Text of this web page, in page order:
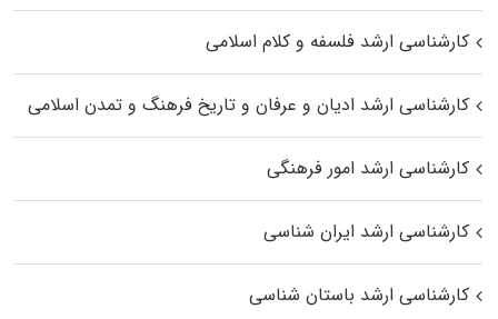
کارشناسی ارشد فلسفه و کلام اسلامی
کارشناسی ارشد ادیان و عرفان و تاریخ فرهنگ و تمدن اسلامی
کارشناسی ارشد امور فرهنگی
کارشناسی ارشد ایران شناسی
کارشناسی ارشد باستان شناسی